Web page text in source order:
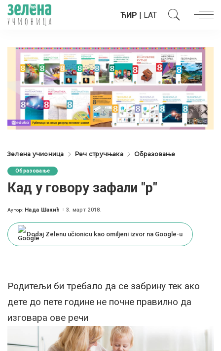
ЋИР | LAT
Зелена учионица Реч стручњака Образовање
Образовање
Кад у говору зафали "р"
Posted
Аутор: Нада Шакић 3. март 2018.
Dodaj Zelenu učionicu kao omiljeni izvor na Google-u
Родитељи би требало да се забрину тек ако
дете до пете године не почне правилно да
изговара ове речи